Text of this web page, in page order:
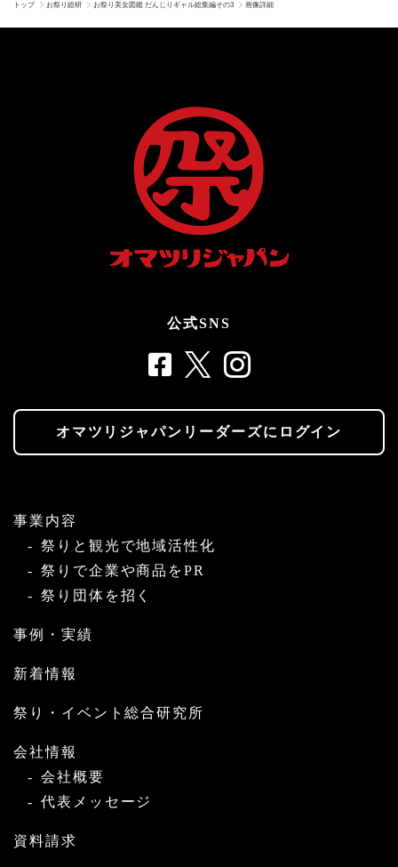
トップ お祭り総研 お祭り美女図鑑 だんじりギャル総集編その3 画像詳細
公式SNS
オマツリジャパンリーダーズにログイン
事業内容
祭りと観光で地域活性化
祭りで企業や商品をPR
祭り団体を招く
事例・実績
新着情報
祭り・イベント総合研究所
会社情報
会社概要
代表メッセージ
資料請求